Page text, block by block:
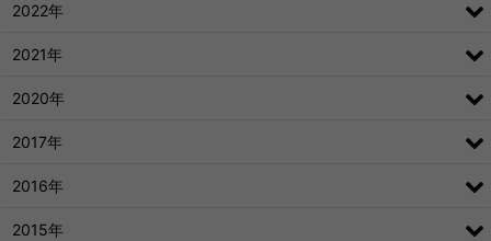
2022年
2021年
2020年
2017年
2016年
2015年